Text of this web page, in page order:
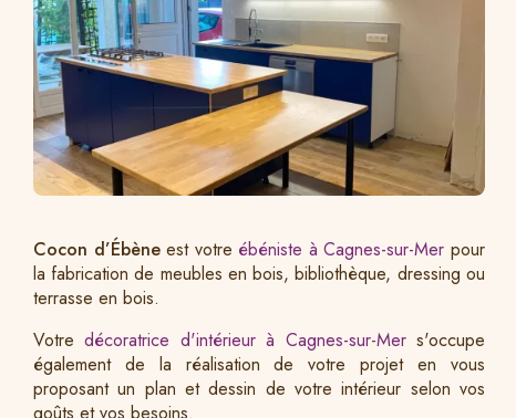
Cocon d’Ébèneest votre ébéniste à Cagnes-sur-Mer pour
la fabrication de meubles en bois, bibliothèque, dressing ou
terrasse en bois.
Votredécoratrice d'intérieur à Cagnes-sur-Mers'occupe
également de la réalisation de votre projet en vous
proposant un plan et dessin de votre intérieur selon vos